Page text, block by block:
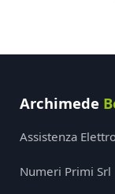
Archimede
Assistenza
Numeri Primi Srl